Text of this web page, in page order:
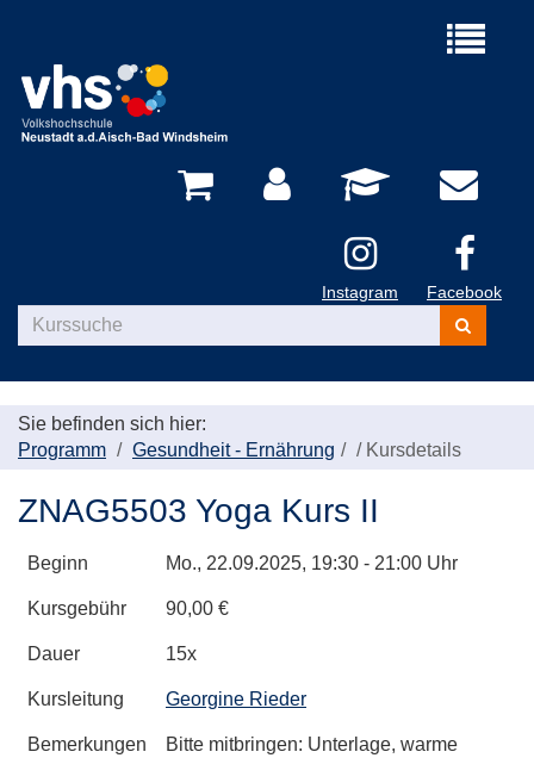
Menü
Instagram Facebook
Kurse
suchen
Sie befinden sich hier:
Programm
Gesundheit - Ernährung / Kursdetails
ZNAG5503 Yoga Kurs II
Beginn Mo., 22.09.2025, 19:30 - 21:00 Uhr
Kursgebühr 90,00 €
Dauer 15x
Kursleitung Georgine Rieder
Bemerkungen
Bitte mitbringen: Unterlage, warme